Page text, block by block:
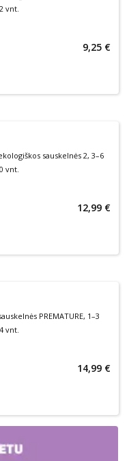
vnt.
9,25 €
sauskelnės 2, 3–6
vnt.
12,99 €
PREMATURE, 1–3
vnt.
14,99 €